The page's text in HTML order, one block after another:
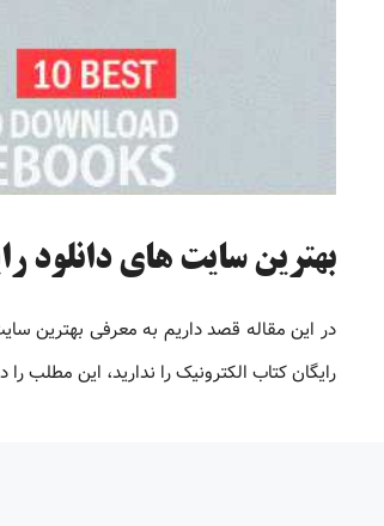
بهترین سایت های دانلود
در این مقاله قصد داریم به معرفی بهترین
رایگان کتاب الکترونیک را ندارید، این